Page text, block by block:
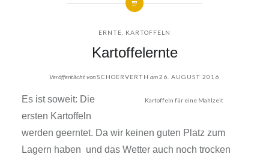
ERNTE KARTOFFELN
Kartoffelernte
Veröffentlicht vonSCHOERVERTH am26. AUGUST 2016
Kartoffeln für eine Mahlzeit
Es ist soweit: Die
ersten Kartoffeln
werden geerntet. Da wir keinen guten Platz zum
Lagern haben und das Wetter auch noch trocken